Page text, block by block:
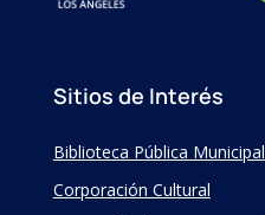
Sitios de Interés
Biblioteca Pública Municipal
Corporación Cultural